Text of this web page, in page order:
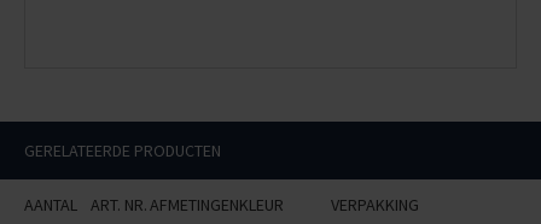
GERELATEERDE PRODUCTEN
AANTAL ART. NR.AFMETINGENKLEUR VERPAKKING